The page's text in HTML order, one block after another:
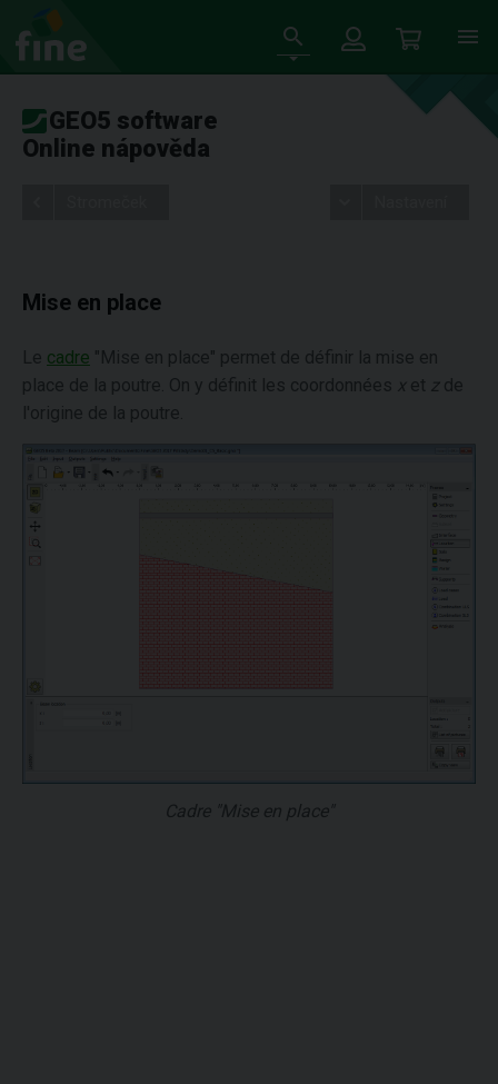
GEO5 software
Online nápověda
Mise en place
Le cadre "Mise en place" permet de définir la mise en
place de la poutre. On y définit les coordonnées x et zde
l'origine de la poutre.
Cadre "Mise en place"